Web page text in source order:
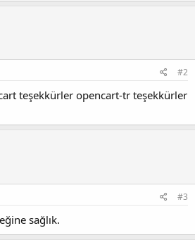
#2
teşekkürler opencart-tr teşekkürler
#3
sağlık.